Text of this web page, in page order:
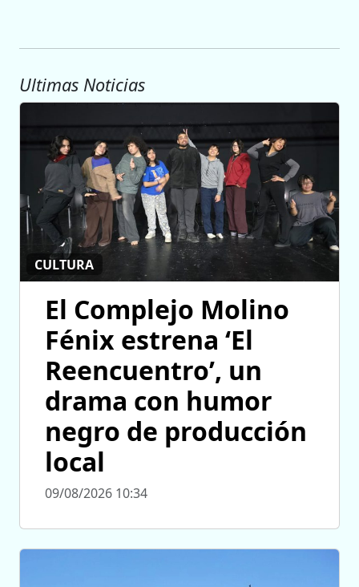
Ultimas Noticias
CULTURA
El Complejo Molino
Fénix estrena ‘El
Reencuentro’, un
drama con humor
negro de producción
local
09/08/2026 10:34